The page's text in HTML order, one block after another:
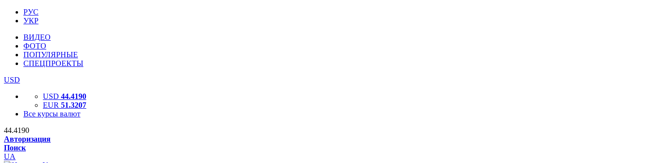
РУС
УКР
ВИДЕО
ФОТО
ПОПУЛЯРНЫЕ
СПЕЦПРОЕКТЫ
USD
USD 44.4190
EUR 51.3207
Все курсы валют
44.4190
Авторизация
Поиск
UA